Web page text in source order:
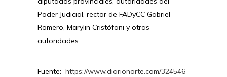
Poder Judicial, rector de FADyCC Gabriel
Romero, Marylin Cristófani y otras
autoridades.
Fuente: https://www.diarionorte.com/324546-